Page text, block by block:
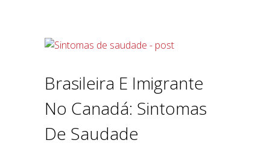
Brasileira E Imigrante
No Canadá: Sintomas
De Saudade